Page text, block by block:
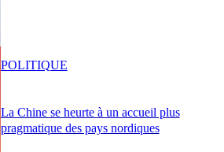
La Chine se heurte à un accueil plus
pragmatique des pays nordiques
POLITIQUE